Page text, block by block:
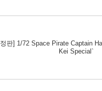
판] 1/72 Space Pirate Captain
Kei Special`